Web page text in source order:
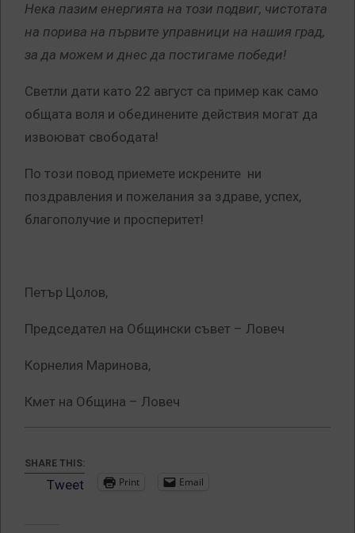
Нека пазим енергията на този подвиг, чистотата
на порива на първите управници на нашия град,
за да можем и днес да постигаме победи!
Светли дати като 22 август са пример как само
общата воля и обединените действия могат да
извоюват свободата!
По този повод приемете искрените ни
поздравления и пожелания за здраве, успех,
благополучие и просперитет!
Петър Цолов,
Председател на Общински съвет – Ловеч
Корнелия Маринова,
Кмет на Община – Ловеч
SHARE THIS:
Tweet Print Email